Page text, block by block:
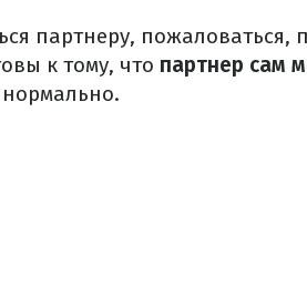
партнеру,
к тому, что партнер сам